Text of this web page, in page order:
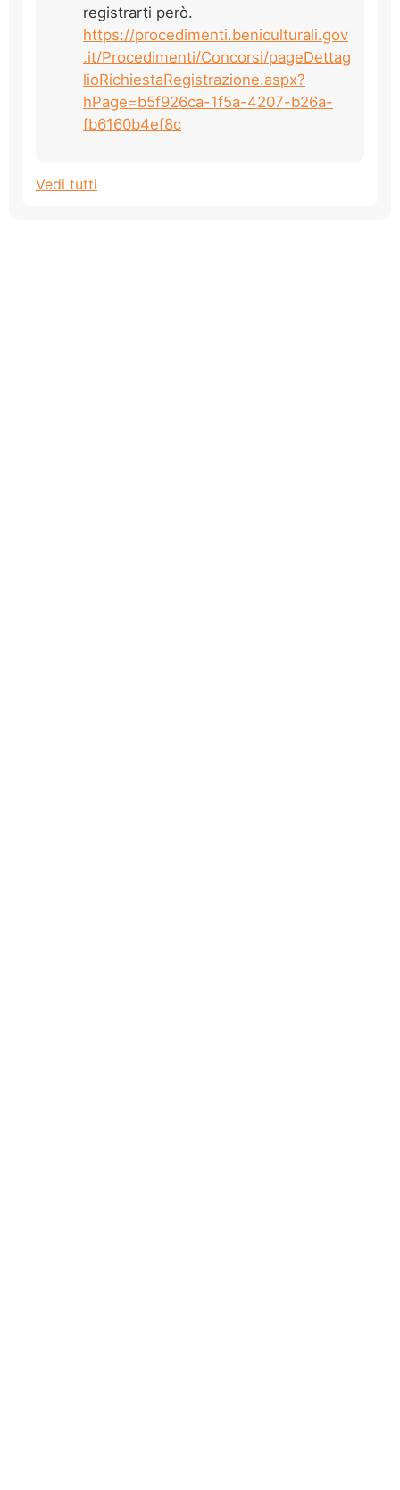
registrarti però.
https://procedimenti.beniculturali.gov
.it/Procedimenti/Concorsi/pageDettag
lioRichiestaRegistrazione.aspx?
hPage=b5f926ca-1f5a-4207-b26a-
fb6160b4ef8c
Vedi tutti